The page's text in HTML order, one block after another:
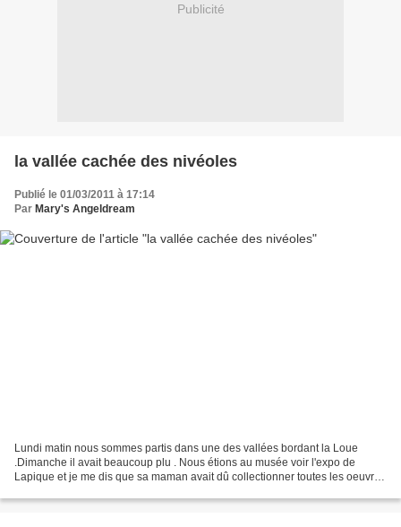
Publicité
la vallée cachée des nivéoles
Publié le 01/03/2011 à 17:14
Par Mary's Angeldream
Lundi matin nous sommes partis dans une des vallées bordant la Loue
.Dimanche il avait beaucoup plu . Nous étions au musée voir l'expo de
Lapique et je me dis que sa maman avait dû collectionner toutes les oeuvres